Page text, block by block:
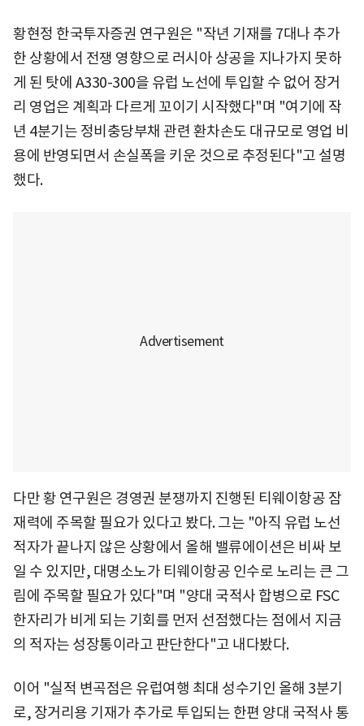
황현정 한국투자증권 연구원은 "작년 기재를 7대나 추가
한 상황에서 전쟁 영향으로 러시아 상공을 지나가지 못하
게 된 탓에 A330-300을 유럽 노선에 투입할 수 없어 장거
리 영업은 계획과 다르게 꼬이기 시작했다"며 "여기에 작
년 4분기는 정비충당부채 관련 환차손도 대규모로 영업 비
용에 반영되면서 손실폭을 키운 것으로 추정된다"고 설명
했다.
다만 황 연구원은 경영권 분쟁까지 진행된 티웨이항공 잠
재력에 주목할 필요가 있다고 봤다. 그는 "아직 유럽 노선
적자가 끝나지 않은 상황에서 올해 밸류에이션은 비싸 보
일 수 있지만, 대명소노가 티웨이항공 인수로 노리는 큰 그
림에 주목할 필요가 있다"며 "양대 국적사 합병으로 FSC
한자리가 비게 되는 기회를 먼저 선점했다는 점에서 지금
의 적자는 성장통이라고 판단한다"고 내다봤다.
이어 "실적 변곡점은 유럽여행 최대 성수기인 올해 3분기
로, 장거리용 기재가 추가로 투입되는 한편 양대 국적사 통